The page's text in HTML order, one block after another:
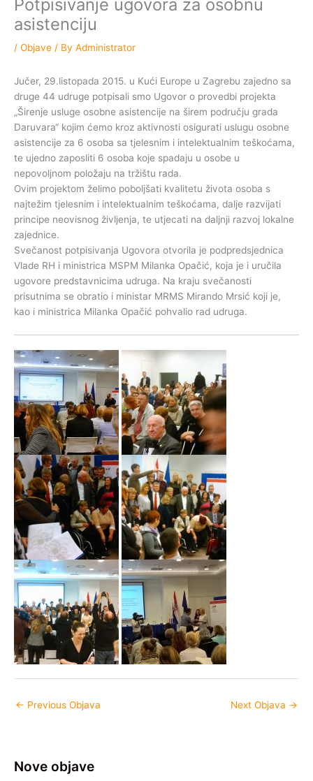
Potpisivanje ugovora za osobnu
asistenciju
/ Objave / By Administrator
Jučer, 29.listopada 2015. u Kući Europe u Zagrebu zajedno sa
druge 44 udruge potpisali smo Ugovor o provedbi projekta
„Širenje usluge osobne asistencije na širem području grada
Daruvara“ kojim ćemo kroz aktivnosti osigurati uslugu osobne
asistencije za 6 osoba sa tjelesnim i intelektualnim teškoćama,
te ujedno zaposliti 6 osoba koje spadaju u osobe u
nepovoljnom položaju na tržištu rada.
Ovim projektom želimo poboljšati kvalitetu života osoba s
najtežim tjelesnim i intelektualnim teškoćama, dalje razvijati
principe neovisnog življenja, te utjecati na daljnji razvoj lokalne
zajednice.
Svečanost potpisivanja Ugovora otvorila je podpredsjednica
Vlade RH i ministrica MSPM Milanka Opačić, koja je i uručila
ugovore predstavnicima udruga. Na kraju svečanosti
prisutnima se obratio i ministar MRMS Mirando Mrsić koji je,
kao i ministrica Milanka Opačić pohvalio rad udruga.
← Previous Objava Next Objava →
Nove objave